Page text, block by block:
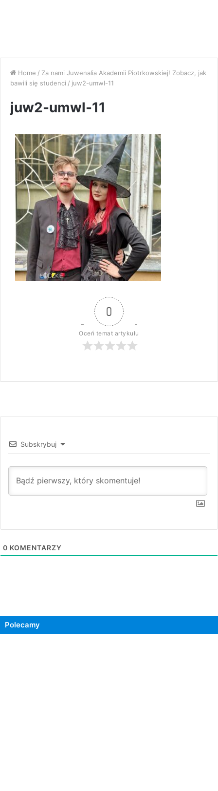
Home / Za nami Juwenalia Akademii Piotrkowskiej! Zobacz, jak
bawili się studenci / juw2-umwl-11
juw2-umwl-11
0
Oceń temat artykułu
Subskrybuj
0 KOMENTARZY
Polecamy